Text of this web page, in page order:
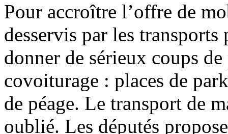
Pour accroître l’offre de
desservis par les
donner de sérieux coups
covoiturage : places de
de péage. Le transport de
oublié. Les députés